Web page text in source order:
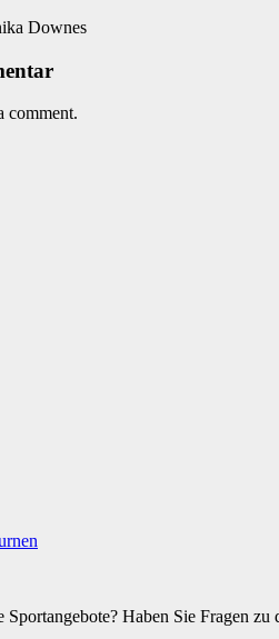
Downes
comment.
Sportangebote? Haben Sie Fragen